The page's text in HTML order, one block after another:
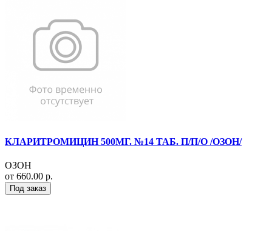
КЛАРИТРОМИЦИН 500МГ. №14 ТАБ. П/П/О /ОЗОН/
ОЗОН
от 660.00 р.
Под заказ